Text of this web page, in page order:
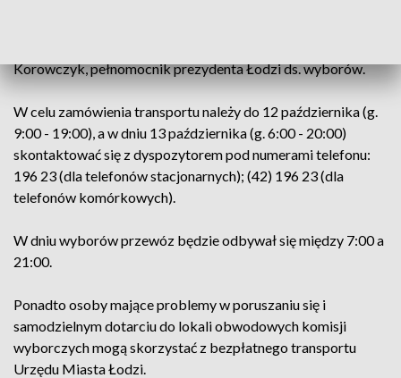
Korowczyk, pełnomocnik prezydenta Łodzi ds. wyborów.
W celu zamówienia transportu należy do 12 października (g.
9:00 - 19:00), a w dniu 13 października (g. 6:00 - 20:00)
skontaktować się z dyspozytorem pod numerami telefonu:
196 23 (dla telefonów stacjonarnych); (42) 196 23 (dla
telefonów komórkowych).
W dniu wyborów przewóz będzie odbywał się między 7:00 a
21:00.
Ponadto osoby mające problemy w poruszaniu się i
samodzielnym dotarciu do lokali obwodowych komisji
wyborczych mogą skorzystać z bezpłatnego transportu
Urzędu Miasta Łodzi.